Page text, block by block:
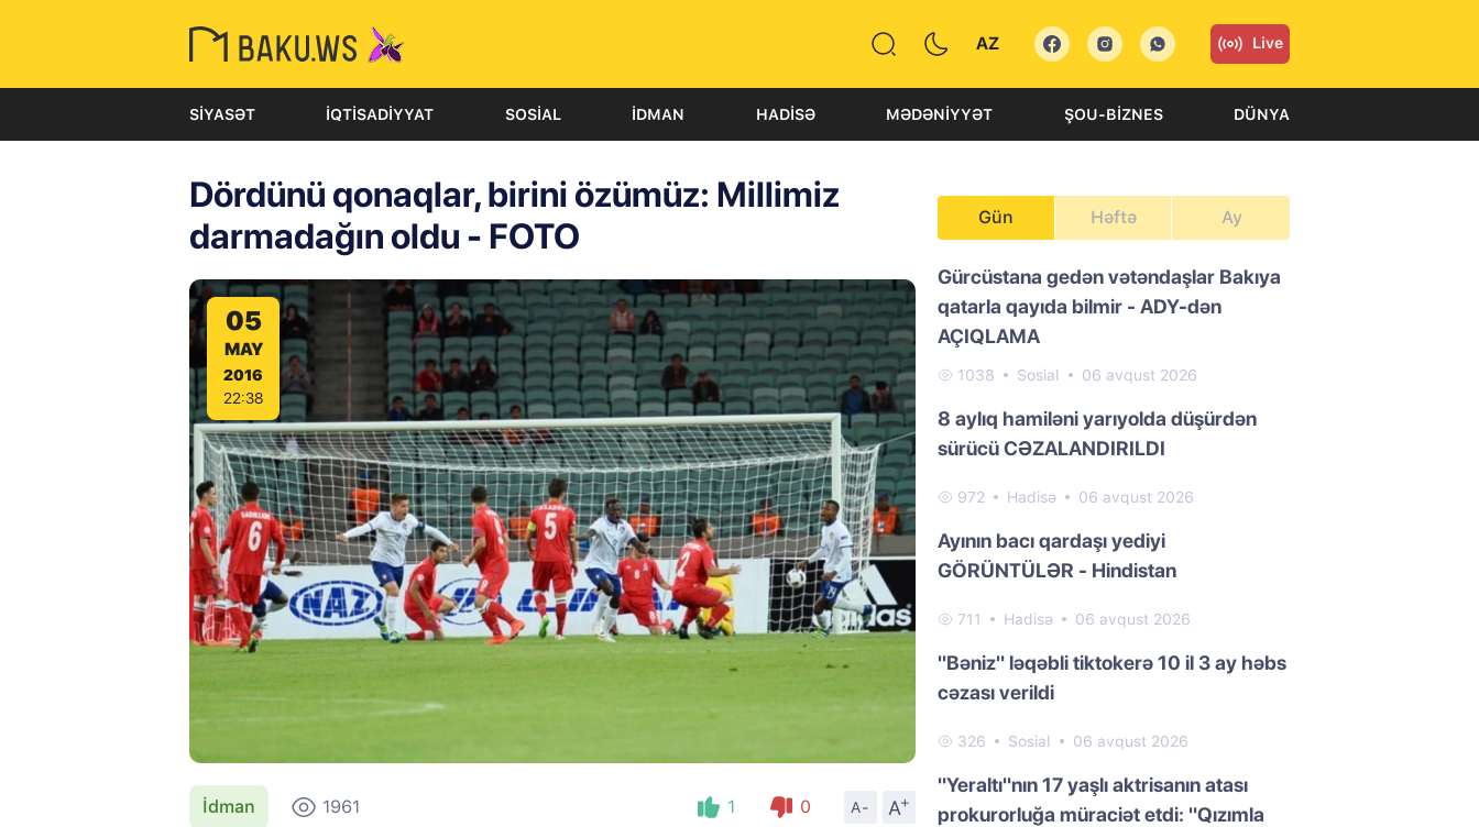
AZ Live
SIYASƏT İQTISADIYYAT SOSIAL İDMAN HADISƏ MƏDƏNIYYƏT ŞOU-BIZNES DÜNYA
Dördünü qonaqlar, birini özümüz: Millimiz
darmadağın oldu - FOTO
05
MAY
2016
22:38
İdman 1961 1 0 A- A
+
Gün Həftə Ay
Gürcüstana gedən vətəndaşlar Bakıya
qatarla qayıda bilmir - ADY-dən
AÇIQLAMA
1038 Sosial 06 avqust 2026
8 aylıq hamiləni yarıyolda düşürdən
sürücü CƏZALANDIRILDI
972 Hadisə 06 avqust 2026
Ayının bacı qardaşı yediyi
GÖRÜNTÜLƏR - Hindistan
711 Hadisə 06 avqust 2026
"Bəniz" ləqəbli tiktokerə 10 il 3 ay həbs
cəzası verildi
326 Sosial 06 avqust 2026
"Yeraltı"nın 17 yaşlı aktrisanın atası
prokurorluğa müraciət etdi: "Qızımla